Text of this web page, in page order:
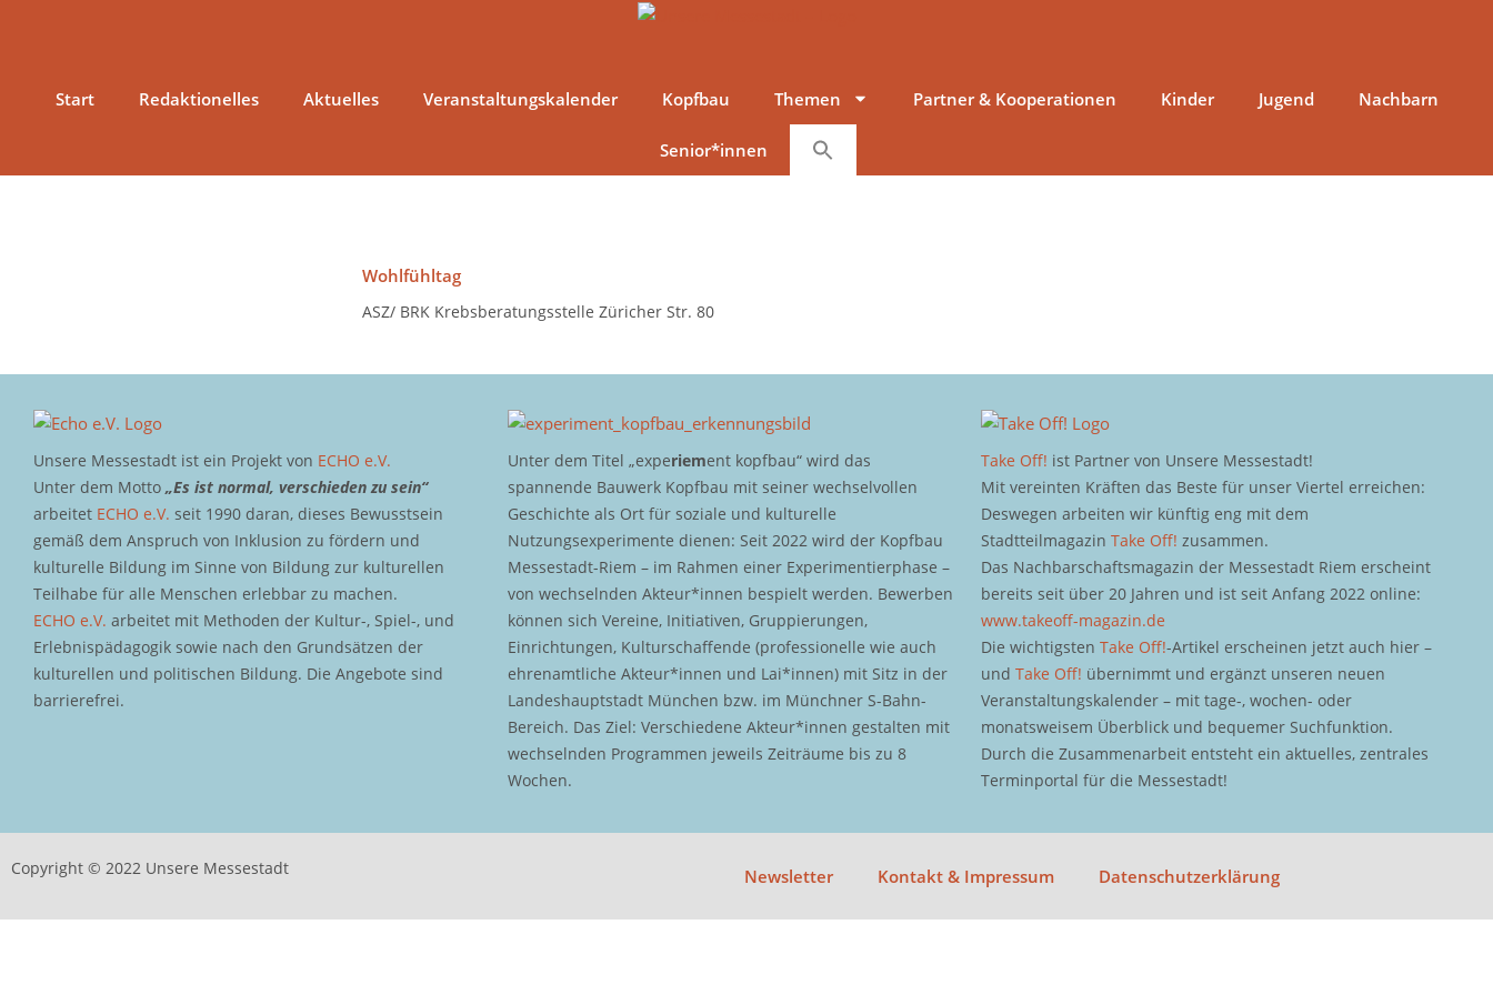
Start
Redaktionelles Aktuelles Veranstaltungskalender Kopfbau Themen Partner & Kooperationen Kinder Jugend Nachbarn
Senior*innen
Wohlfühltag
ASZ/ BRK Krebsberatungsstelle Züricher Str. 80
Unsere Messestadt ist ein Projekt von ECHO e.V.
Unter dem Motto „Es ist normal, verschieden zu sein“
arbeitet ECHO e.V. seit 1990 daran, dieses Bewusstsein
gemäß dem Anspruch von Inklusion zu fördern und
kulturelle Bildung im Sinne von Bildung zur kulturellen
Teilhabe für alle Menschen erlebbar zu machen.
ECHO e.V. arbeitet mit Methoden der Kultur-, Spiel-, und
Erlebnispädagogik sowie nach den Grundsätzen der
kulturellen und politischen Bildung. Die Angebote sind
barrierefrei.
Unter dem Titel „experiement kopfbau“ wird das
spannende Bauwerk Kopfbau mit seiner wechselvollen
Geschichte als Ort für soziale und kulturelle
Nutzungsexperimente dienen: Seit 2022 wird der Kopfbau
Messestadt-Riem – im Rahmen einer Experimentierphase –
von wechselnden Akteur*innen bespielt werden. Bewerben
können sich Vereine, Initiativen, Gruppierungen,
Einrichtungen, Kulturschaffende (professionelle wie auch
ehrenamtliche Akteur*innen und Lai*innen) mit Sitz in der
Landeshauptstadt München bzw. im Münchner S-Bahn-
Bereich. Das Ziel: Verschiedene Akteur*innen gestalten mit
wechselnden Programmen jeweils Zeiträume bis zu 8
Wochen.
Take Off! ist Partner von Unsere Messestadt!
Mit vereinten Kräften das Beste für unser Viertel erreichen:
Deswegen arbeiten wir künftig eng mit dem
StadtteilmagazinTake Off! zusammen.
Das Nachbarschaftsmagazin der Messestadt Riem erscheint
bereits seit über 20 Jahren und ist seit Anfang 2022 online:
www.takeoff-magazin.de
Die wichtigstenTake Off!-Artikel erscheinen jetzt auch hier –
undTake Off! übernimmt und ergänzt unseren neuen
Veranstaltungskalender – mit tage-, wochen- oder
monatsweisem Überblick und bequemer Suchfunktion.
Durch die Zusammenarbeit entsteht ein aktuelles, zentrales
Terminportal für die Messestadt!
Copyright © 2022 Unsere Messestadt Newsletter Kontakt & Impressum Datenschutzerklärung